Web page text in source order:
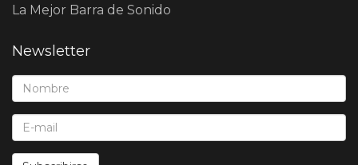
La Mejor Barra de Sonido
Newsletter
Nombre*:
E-Mail*: